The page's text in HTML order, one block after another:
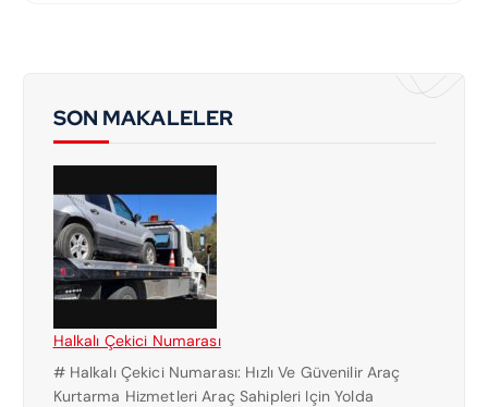
SON MAKALELER
Halkalı Çekici Numarası
# Halkalı Çekici Numarası: Hızlı Ve Güvenilir Araç
Kurtarma Hizmetleri Araç Sahipleri Için Yolda